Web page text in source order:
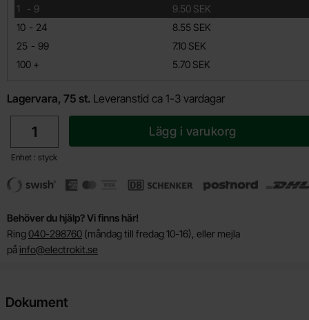
1 -
till 9
9.50 SEK
10 -
till 24
8.55 SEK
25 -
till 99
7.10 SEK
100 +
till 5.70 SEK
Lagervara, 75 st. Leveranstid ca 1-3 vardagar
Enhet : styck
Lägg i varukorg
Behöver du hjälp? Vi finns här!
Ring 040-298760 (måndag till fredag 10-16), eller mejla
på info@electrokit.se
Dokument